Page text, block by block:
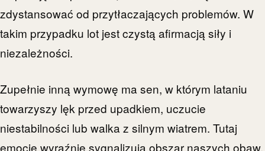
zdystansować od przytłaczających problemów. W
takim przypadku lot jest czystą afirmacją siły i
niezależności.
Zupełnie inną wymowę ma sen, w którym lataniu
towarzyszy lęk przed upadkiem, uczucie
niestabilności lub walka z silnym wiatrem. Tutaj
emocje wyraźnie sygnalizują obszar naszych obaw.